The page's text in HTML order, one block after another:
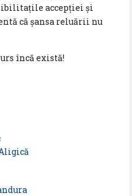
accepţiei şi
că şansa reluării nu
încă există!